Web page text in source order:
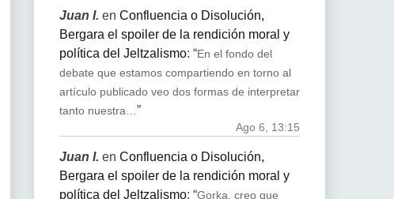
Juan I. en Confluencia o Disolución,
Bergara el spoiler de la rendición moral y
política del Jeltzalismo: “En el fondo del
debate que estamos compartiendo en torno al
artículo publicado veo dos formas de interpretar
tanto nuestra…”
Ago 6, 13:15
Juan I. en Confluencia o Disolución,
Bergara el spoiler de la rendición moral y
política del Jeltzalismo: “Gorka, creo que